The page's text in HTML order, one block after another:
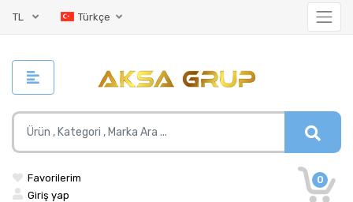
TL Türkçe
0
Favorilerim
Giriş yap